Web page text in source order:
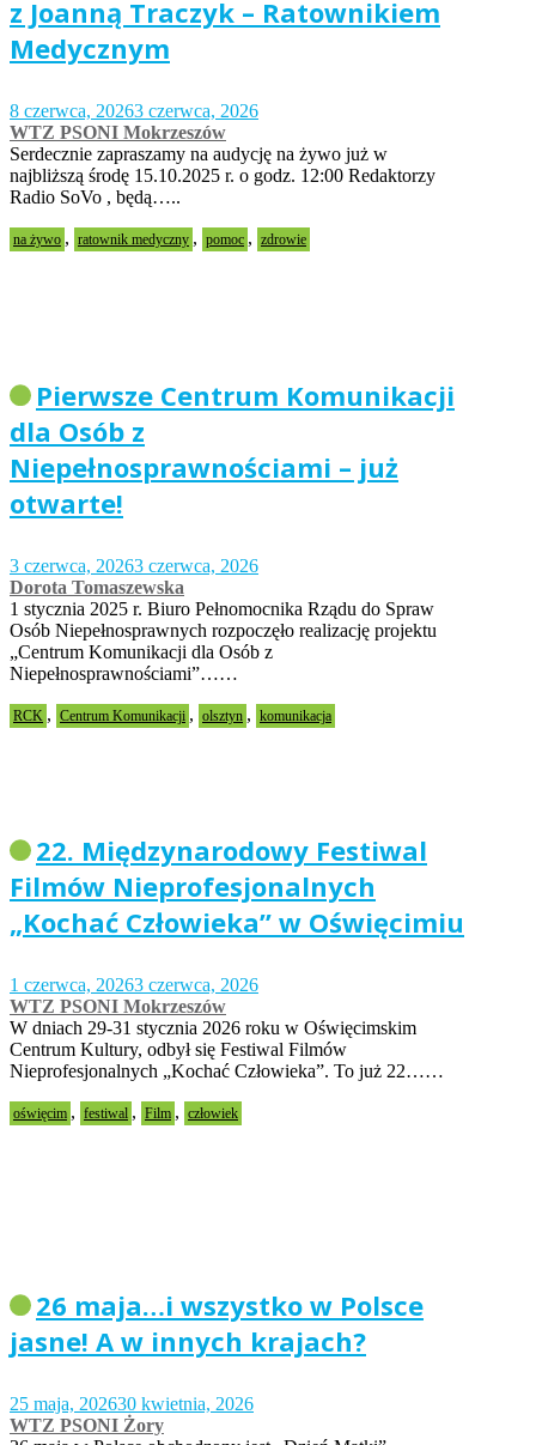
z Joanną Traczyk – Ratownikiem
Medycznym
8 czerwca, 20263 czerwca, 2026
WTZ PSONI Mokrzeszów
Serdecznie zapraszamy na audycję na żywo już w
najbliższą środę 15.10.2025 r. o godz. 12:00 Redaktorzy
Radio SoVo , będą…..
na żywo , ratownik medyczny , pomoc , zdrowie
Pierwsze Centrum Komunikacji
dla Osób z
Niepełnosprawnościami – już
otwarte!
3 czerwca, 20263 czerwca, 2026
Dorota Tomaszewska
1 stycznia 2025 r. Biuro Pełnomocnika Rządu do Spraw
Osób Niepełnosprawnych rozpoczęło realizację projektu
„Centrum Komunikacji dla Osób z
Niepełnosprawnościami”……
RCK , Centrum Komunikacji , olsztyn , komunikacja
22. Międzynarodowy Festiwal
Filmów Nieprofesjonalnych
„Kochać Człowieka” w Oświęcimiu
1 czerwca, 20263 czerwca, 2026
WTZ PSONI Mokrzeszów
W dniach 29-31 stycznia 2026 roku w Oświęcimskim
Centrum Kultury, odbył się Festiwal Filmów
Nieprofesjonalnych „Kochać Człowieka”. To już 22……
oświęcim , festiwal , Film , człowiek
26 maja…i wszystko w Polsce
jasne! A w innych krajach?
25 maja, 202630 kwietnia, 2026
WTZ PSONI Żory